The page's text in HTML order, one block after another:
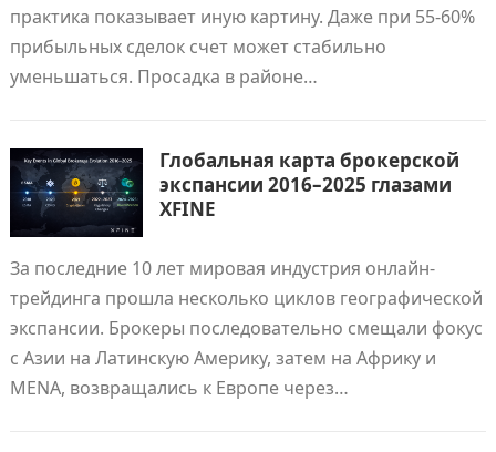
практика показывает иную картину. Даже при 55-60%
прибыльных сделок счет может стабильно
уменьшаться. Просадка в районе…
Глобальная карта брокерской
экспансии 2016–2025 глазами
XFINE
За последние 10 лет мировая индустрия онлайн-
трейдинга прошла несколько циклов географической
экспансии. Брокеры последовательно смещали фокус
с Азии на Латинскую Америку, затем на Африку и
MENA, возвращались к Европе через…